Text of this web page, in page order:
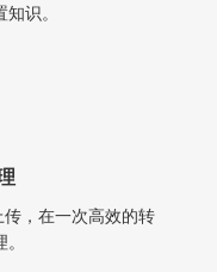
识。
，在一次高效的转